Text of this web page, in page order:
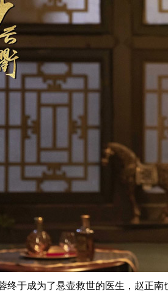
终于成为了悬壶救世的医生，赵正